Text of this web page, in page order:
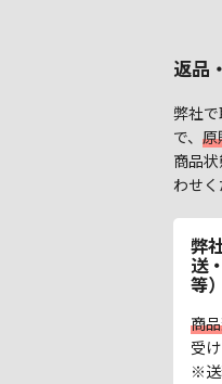
返品
弊社
で、 原
商品
わせく
弊
送
等）
商
受
※送